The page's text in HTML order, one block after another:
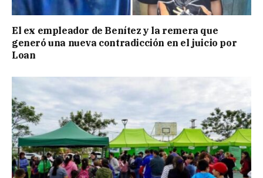
El ex empleador de Benítez y la remera que
generó una nueva contradicción en el juicio por
Loan